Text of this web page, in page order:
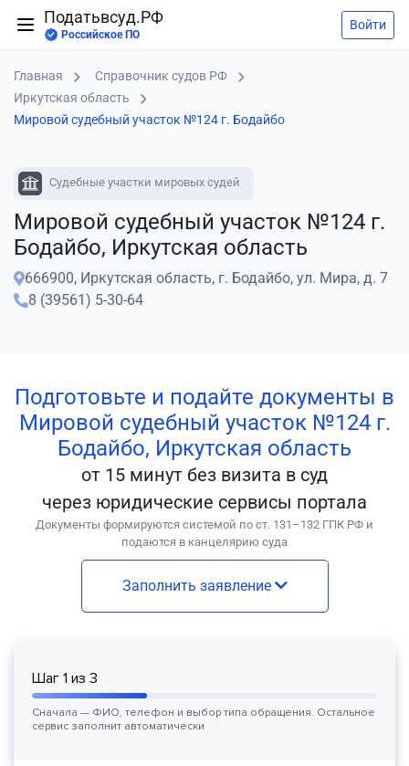
Податьвсуд.РФ
Российское ПО
Войти
Главная
Справочник судов РФ
Иркутская область
Мировой судебный участок №124 г. Бодайбо
Судебные участки мировых судей
Мировой судебный участок №124 г.
Бодайбо, Иркутская область
666900, Иркутская область, г. Бодайбо, ул. Мира, д. 7
8 (39561) 5-30-64
Подготовьте и подайте документы в
Мировой судебный участок №124 г.
Бодайбо, Иркутская область
от 15 минут без визита в суд
через юридические сервисы портала
Документы формируются системой по ст. 131–132 ГПК РФ и
подаются в канцелярию суда
Заполнить заявление
Шаг 1 из 3
Сначала — ФИО, телефон и выбор типа обращения. Остальное
сервис заполнит автоматически